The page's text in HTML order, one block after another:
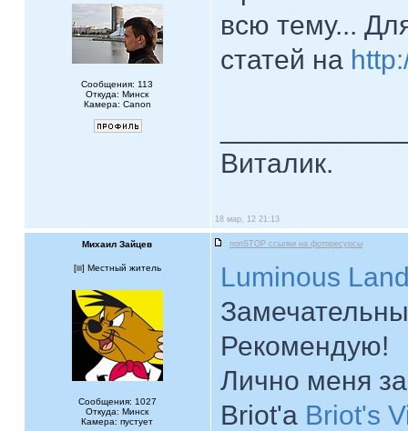
Сообщения: 113
Откуда: Минск
Камера: Canon
всю тему...
статей на
Виталик.
18 мар, 12 21:13
Михаил Зайцев nonSTOP ссылки на фоторесурсы
[ ] Местный житель
Сообщения: 1027
Откуда: Минск
Камера: пустует
Luminous
Рекомендую!
Лично меня
Briot'а Briot's